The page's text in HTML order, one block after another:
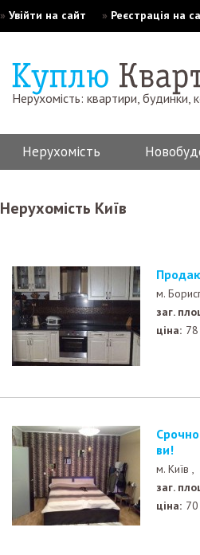
» Увійти на сайт » Реєстрація на
Нерухомість: квартири, будинки,
Нерухомість
Нерухомість Київ
м.
заг.
ціна:
Срочно!!!цена снижена! 1-я на Пчилки 5! заехал и жи
ви!
м. Київ ,
заг.
ціна: